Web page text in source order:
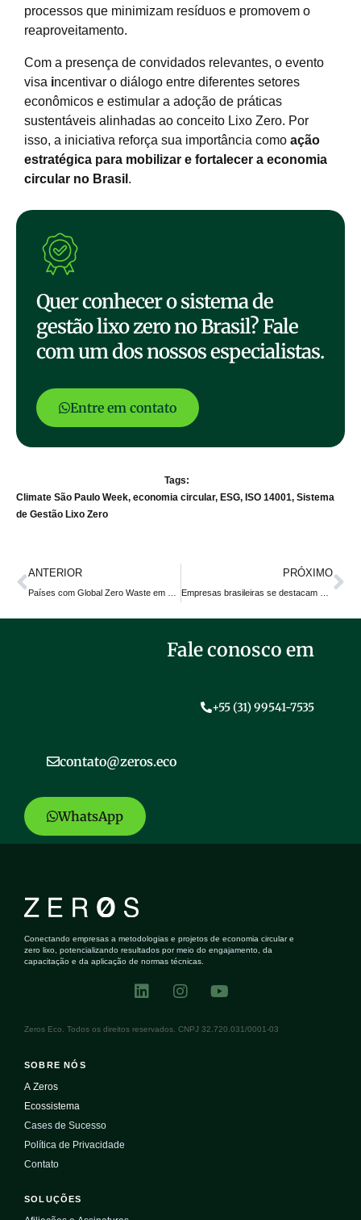
processos que minimizam resíduos e promovem o
reaproveitamento.
Com a presença de convidados relevantes, o evento
visa incentivar o diálogo entre diferentes setores
econômicos e estimular a adoção de práticas
sustentáveis alinhadas ao conceito Lixo Zero. Por
isso, a iniciativa reforça sua importância como ação
estratégica para mobilizar e fortalecer a economia
circular no Brasil .
Quer conhecer o sistema de
gestão lixo zero no Brasil? Fale
com um dos nossos especialistas.
Entre em contato
Tags:
Climate São Paulo Week, economia circular, ESG, ISO 14001, Sistema
de Gestão Lixo Zero
ANTERIOR
Países com Global Zero Waste em operação
PRÓXIMO
Empresas brasileiras se destacam como afiliadas à Global Zero Waste em julho de 2025, com o suporte técnico da Zeros.
Fale conosco em
+55 (31) 99541-7535
contato@zeros.eco
WhatsApp
Conectando empresas a metodologias e projetos de economia circular e
zero lixo, potencializando resultados por meio do engajamento, da
capacitação e da aplicação de normas técnicas.
Zeros Eco. Todos os direitos reservados. CNPJ 32.720.031/0001-03
SOBRE NÓS
A Zeros
Ecossistema
Cases de Sucesso
Política de Privacidade
Contato
SOLUÇÕES